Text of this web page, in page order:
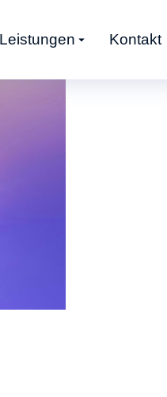
Leistungen Kontakt